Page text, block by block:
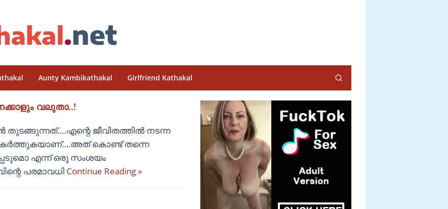
Aunty Kambikathakal Girlfriend Kathakal
വലുതാ..!
ജീവിതത്തിൽ നടന്ന
കൊണ്ട് തന്നെ
എന്ന് ഒരു സംശയം
പരമാവധി Continue Reading »